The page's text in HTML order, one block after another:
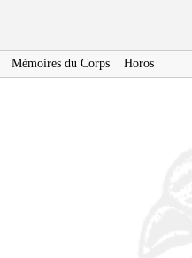
Mémoires du Corps Horos